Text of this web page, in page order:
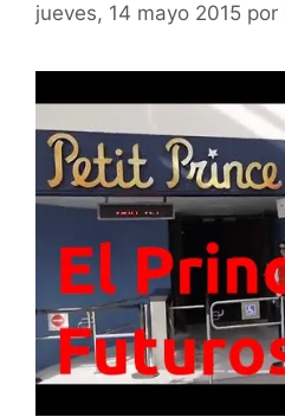
jueves, 14 mayo 2015 por